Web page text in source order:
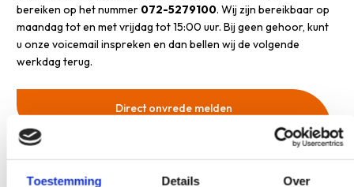
Toestemming Details Over
bereiken op het nummer 072-5279100. Wij zijn bereikbaar op
maandag tot en met vrijdag tot 15:00 uur. Bij geen gehoor, kunt
u onze voicemail inspreken en dan bellen wij de volgende
werkdag terug.
Direct onvrede melden